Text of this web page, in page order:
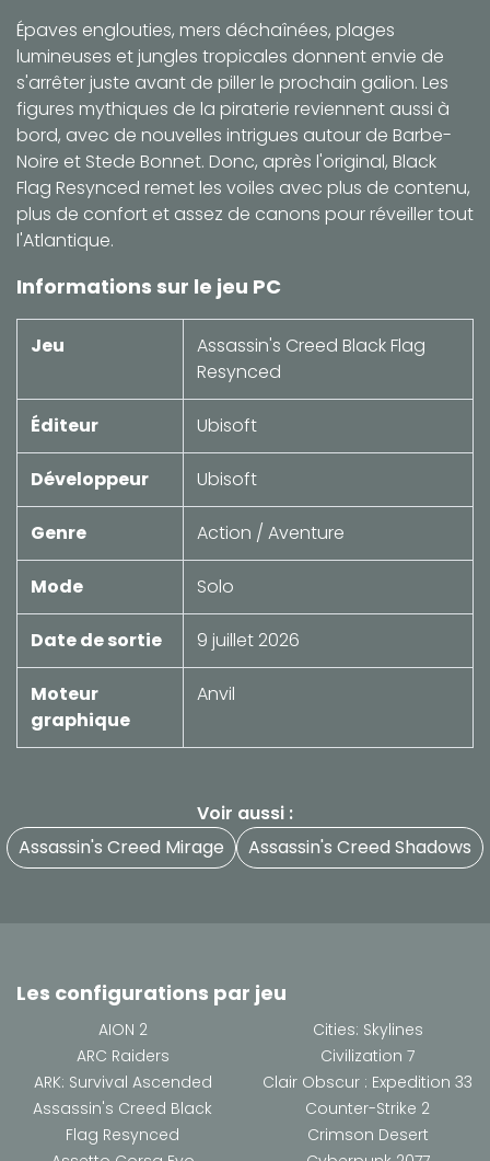
Épaves englouties, mers déchaînées, plages
lumineuses et jungles tropicales donnent envie de
s'arrêter juste avant de piller le prochain galion. Les
figures mythiques de la piraterie reviennent aussi à
bord, avec de nouvelles intrigues autour de Barbe-
Noire et Stede Bonnet. Donc, après l'original, Black
Flag Resynced remet les voiles avec plus de contenu,
plus de confort et assez de canons pour réveiller tout
l'Atlantique.
Informations sur le jeu PC
Jeu
Assassin's Creed Black Flag
Resynced
Éditeur Ubisoft
Développeur Ubisoft
Genre Action / Aventure
Mode Solo
Date de sortie 9 juillet 2026
Moteur
graphique
Anvil
Voir aussi :
Assassin's Creed Mirage
Assassin's Creed Shadows
Les configurations par jeu
AION 2
ARC Raiders
ARK: Survival Ascended
Assassin's Creed Black
Flag Resynced
Cities: Skylines
Civilization 7
Clair Obscur : Expedition 33
Counter-Strike 2
Crimson Desert